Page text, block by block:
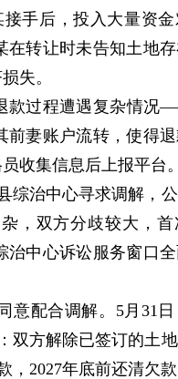
手后，投入大量资
转让时未告知土地存
失。
过程遭遇复杂情况
前妻账户流转，使得
收集信息后上报平台。
治中心寻求调解，
，双方分歧较大，
中心诉讼服务窗口
配合调解。5月31日
双方解除已签订的土
，2027年底前还清欠